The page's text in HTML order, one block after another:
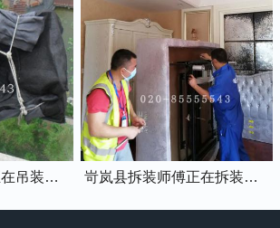
岢岚县吊装师傅正在吊装物品上楼 岢岚县拆装师傅正在拆装家具